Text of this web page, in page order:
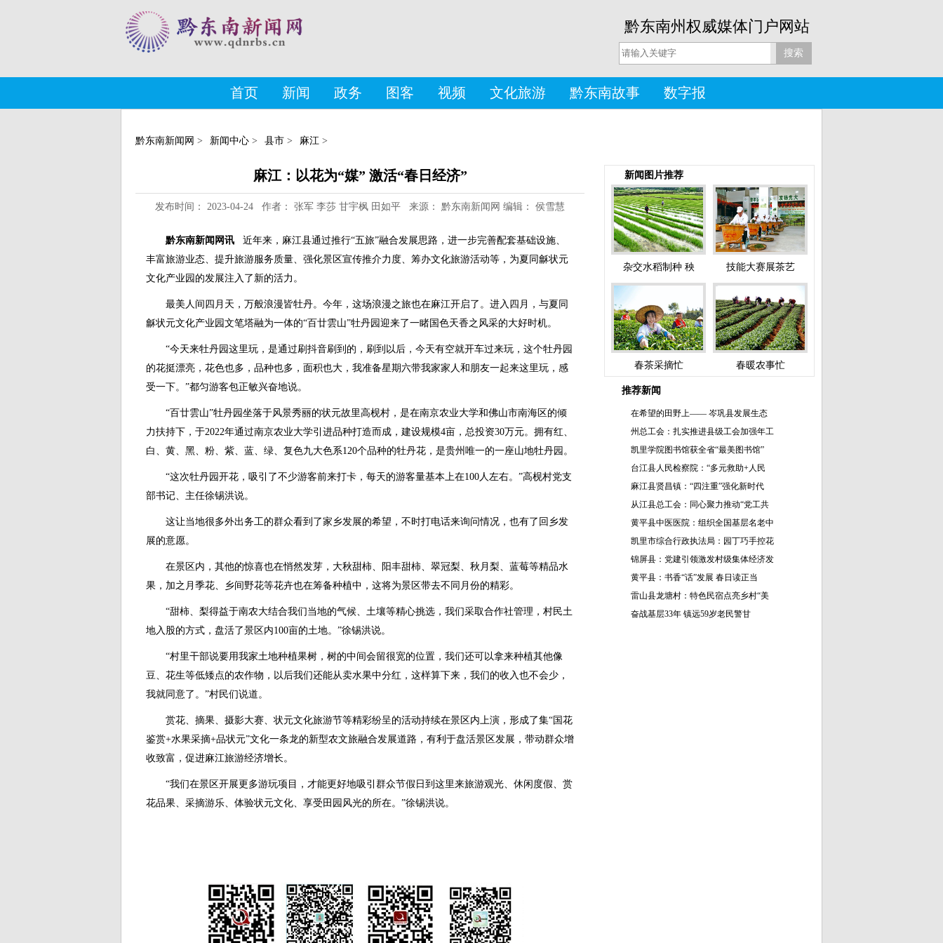
黔东南州权威媒体门户网站
首页 新闻 政务 图客 视频 文化旅游 黔东南故事 数字报
黔东南新闻网 > 新闻中心 > 县市 > 麻江 >
麻江：以花为“媒” 激活“春日经济”
发布时间： 2023-04-24 作者： 张军 李莎 甘宇枫 田如平 来源： 黔东南新闻网 编辑： 侯雪慧
黔东南新闻网讯 近年来，麻江县通过推行“五旅”融合发展思路，进一步完善配套基础设施、
丰富旅游业态、提升旅游服务质量、强化景区宣传推介力度、筹办文化旅游活动等，为夏同龢状元
文化产业园的发展注入了新的活力。
最美人间四月天，万般浪漫皆牡丹。今年，这场浪漫之旅也在麻江开启了。进入四月，与夏同
龢状元文化产业园文笔塔融为一体的“百廿雲山”牡丹园迎来了一睹国色天香之风采的大好时机。
“今天来牡丹园这里玩，是通过刷抖音刷到的，刷到以后，今天有空就开车过来玩，这个牡丹园
的花挺漂亮，花色也多，品种也多，面积也大，我准备星期六带我家家人和朋友一起来这里玩，感
受一下。”都匀游客包正敏兴奋地说。
“百廿雲山”牡丹园坐落于风景秀丽的状元故里高枧村，是在南京农业大学和佛山市南海区的倾
力扶持下，于2022年通过南京农业大学引进品种打造而成，建设规模4亩，总投资30万元。拥有红、
白、黄、黑、粉、紫、蓝、绿、复色九大色系120个品种的牡丹花，是贵州唯一的一座山地牡丹园。
“这次牡丹园开花，吸引了不少游客前来打卡，每天的游客量基本上在100人左右。”高枧村党支
部书记、主任徐锡洪说。
这让当地很多外出务工的群众看到了家乡发展的希望，不时打电话来询问情况，也有了回乡发
展的意愿。
在景区内，其他的惊喜也在悄然发芽，大秋甜柿、阳丰甜柿、翠冠梨、秋月梨、蓝莓等精品水
果，加之月季花、乡间野花等花卉也在筹备种植中，这将为景区带去不同月份的精彩。
“甜柿、梨得益于南农大结合我们当地的气候、土壤等精心挑选，我们采取合作社管理，村民土
地入股的方式，盘活了景区内100亩的土地。”徐锡洪说。
“村里干部说要用我家土地种植果树，树的中间会留很宽的位置，我们还可以拿来种植其他像
豆、花生等低矮点的农作物，以后我们还能从卖水果中分红，这样算下来，我们的收入也不会少，
我就同意了。”村民们说道。
赏花、摘果、摄影大赛、状元文化旅游节等精彩纷呈的活动持续在景区内上演，形成了集“国花
鉴赏+水果采摘+品状元”文化一条龙的新型农文旅融合发展道路，有利于盘活景区发展，带动群众增
收致富，促进麻江旅游经济增长。
“我们在景区开展更多游玩项目，才能更好地吸引群众节假日到这里来旅游观光、休闲度假、赏
花品果、采摘游乐、体验状元文化、享受田园风光的所在。”徐锡洪说。
新闻图片推荐
杂交水稻制种 秧 技能大赛展茶艺
春茶采摘忙 春暖农事忙
推荐新闻
在希望的田野上—— 岑巩县发展生态
州总工会：扎实推进县级工会加强年工
凯里学院图书馆获全省“最美图书馆”
台江县人民检察院：“多元救助+人民
麻江县贤昌镇：“四注重”强化新时代
从江县总工会：同心聚力推动“党工共
黄平县中医医院：组织全国基层名老中
凯里市综合行政执法局：园丁巧手控花
锦屏县：党建引领激发村级集体经济发
黄平县：书香“话”发展 春日读正当
雷山县龙塘村：特色民宿点亮乡村“美
奋战基层33年 镇远59岁老民警甘